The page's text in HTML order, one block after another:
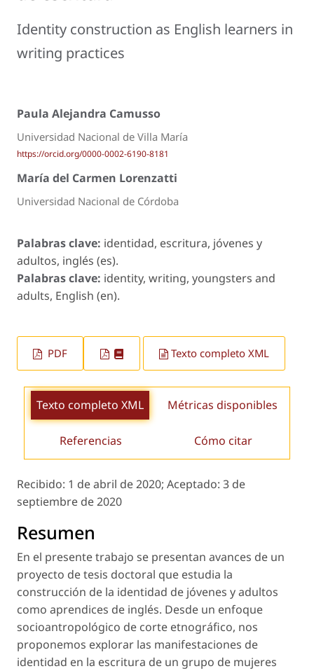
Identity construction as English learners in
writing practices
Paula Alejandra Camusso
Universidad Nacional de Villa María
https://orcid.org/0000-0002-6190-8181
María del Carmen Lorenzatti
Universidad Nacional de Córdoba
Palabras clave: identidad, escritura, jóvenes y
adultos, inglés (es).
Palabras clave: identity, writing, youngsters and
adults, English (en).
PDF Texto completo XML
Texto completo XML Métricas disponibles
Referencias Cómo citar
Recibido: 1 de abril de 2020; Aceptado: 3 de
septiembre de 2020
Resumen
En el presente trabajo se presentan avances de un
proyecto de tesis doctoral que estudia la
construcción de la identidad de jóvenes y adultos
como aprendices de inglés. Desde un enfoque
socioantropológico de corte etnográfico, nos
proponemos explorar las manifestaciones de
identidad en la escritura de un grupo de mujeres